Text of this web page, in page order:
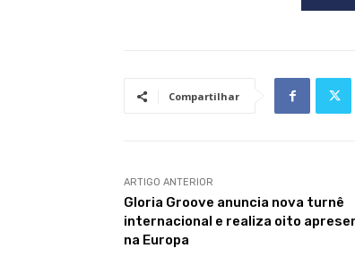
Compartilhar
ARTIGO ANTERIOR
Gloria Groove anuncia nova turnê
internacional e realiza oito
na Europa